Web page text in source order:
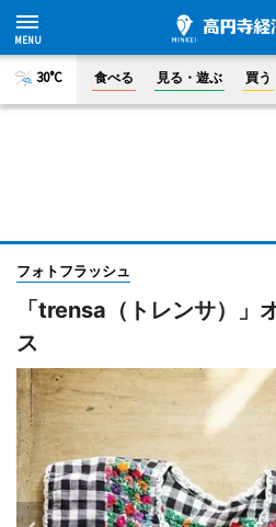
30°C 食べる 見る・遊ぶ 買う
フォトフラッシュ
「trensa（トレンサ）」
ス